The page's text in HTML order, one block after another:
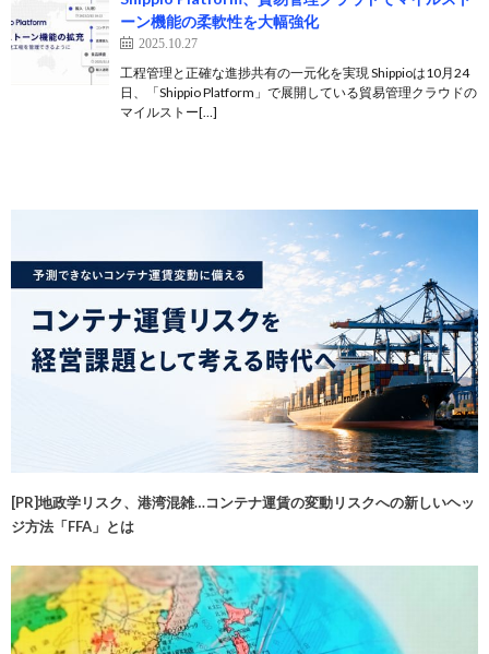
ーン機能の柔軟性を大幅強化
2025.10.27
工程管理と正確な進捗共有の一元化を実現 Shippioは10月24
日、「Shippio Platform」で展開している貿易管理クラウドの
マイルストー[…]
[PR]地政学リスク、港湾混雑…コンテナ運賃の変動リスクへの新しいヘッ
ジ方法「FFA」とは